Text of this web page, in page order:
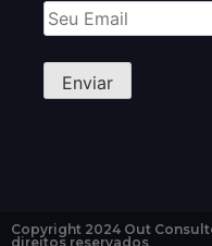
Copyright 2024 Out
direitos reservados